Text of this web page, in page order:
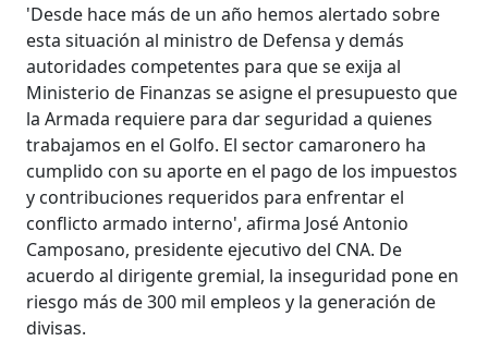
'Desde hace más de un año hemos alertado sobre
esta situación al ministro de Defensa y demás
autoridades competentes para que se exija al
Ministerio de Finanzas se asigne el presupuesto que
la Armada requiere para dar seguridad a quienes
trabajamos en el Golfo. El sector camaronero ha
cumplido con su aporte en el pago de los impuestos
y contribuciones requeridos para enfrentar el
conflicto armado interno', afirma José Antonio
Camposano, presidente ejecutivo del CNA. De
acuerdo al dirigente gremial, la inseguridad pone en
riesgo más de 300 mil empleos y la generación de
divisas.